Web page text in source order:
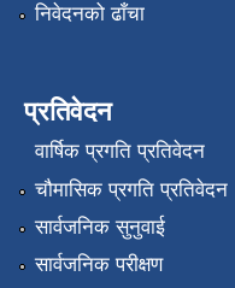
निवेदनको ढाँचा
प्रतिवेदन
वार्षिक प्रगति प्रतिवेदन
चौमासिक प्रगति प्रतिवेदन
सार्वजनिक सुनुवाई
सार्वजनिक परीक्षण